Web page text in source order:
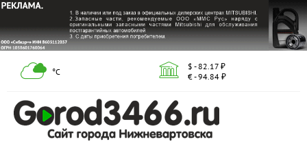
°С
$ - 82.17 ₽
€ - 94.84 ₽